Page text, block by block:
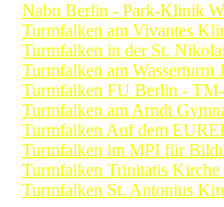
Nabu Berlin - Park-Klinik
Turmfalken am Vivantes
Turmfalken in der St.
Turmfalken am Wasserturm
Turmfalken FU Berlin -
Turmfalken am Arndt
Turmfalken Auf dem
Turmfalken im MPI für
Turmfalken Trinitatis
Turmfalken St. Antonius